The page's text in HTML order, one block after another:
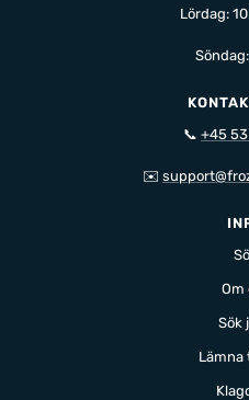
Lördag:
📞 +45
✉️
Om
Sök
Lämna